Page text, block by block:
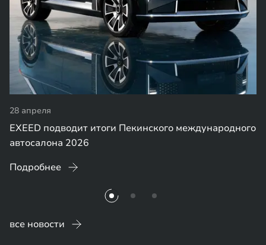
28 апреля
EXEED подводит итоги Пекинского международного
автосалона 2026
Подробнее
все новости